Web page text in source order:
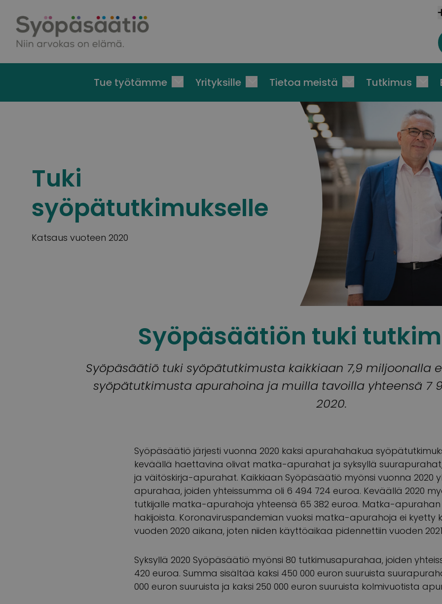
Tue työtämme Yrityksille Tietoa meistä Tutkimus
Tuki
syöpätutkimukselle
Katsaus vuoteen 2020
Syöpäsäätiön tuki
Syöpäsäätiö tuki syöpätutkimusta kaikkiaan 7,9 miljoonalla
syöpätutkimusta apurahoina ja muilla tavoilla yhteensä 7
2020.
Syöpäsäätiö järjesti vuonna 2020 kaksi apurahahakua
keväällä haettavina olivat matka-apurahat ja syksyllä
ja väitöskirja-apurahat. Kaikkiaan Syöpäsäätiö myönsi vuonna 2020
apurahaa, joiden yhteissumma oli 6 494 724 euroa. Keväällä 2020
tutkijalle matka-apurahoja yhteensä 65 382 euroa. Matka-
hakijoista. Koronaviruspandemian vuoksi matka-apurahoja ei
vuoden 2020 aikana, joten niiden käyttöaikaa pidennettiin vuoden
Syksyllä 2020 Syöpäsäätiö myönsi 80 tutkimusapurahaa, joiden
420 euroa. Summa sisältää kaksi 450 000 euron suuruista
000 euron suuruista ja kaksi 250 000 euron suuruista kolmivuotista